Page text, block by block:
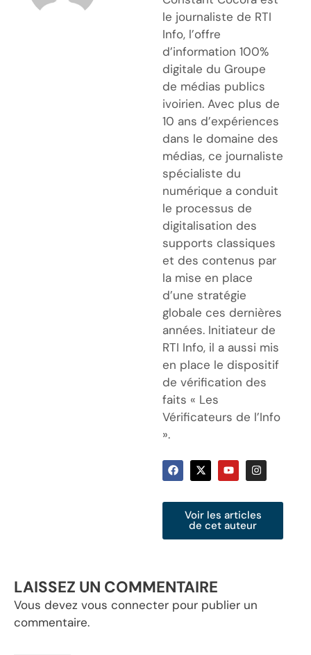
le journaliste de RTI
Info, l’offre
d’information 100%
digitale du Groupe
de médias publics
ivoirien. Avec plus de
10 ans d’expériences
dans le domaine des
médias, ce journaliste
spécialiste du
numérique a conduit
le processus de
digitalisation des
supports classiques
et des contenus par
la mise en place
d’une stratégie
globale ces dernières
années. Initiateur de
RTI Info, il a aussi mis
en place le dispositif
de vérification des
faits « Les
Vérificateurs de l’Info
».
Voir les articles
de cet auteur
LAISSEZ UN COMMENTAIRE
Vous devez vous connecter pour publier un
commentaire.